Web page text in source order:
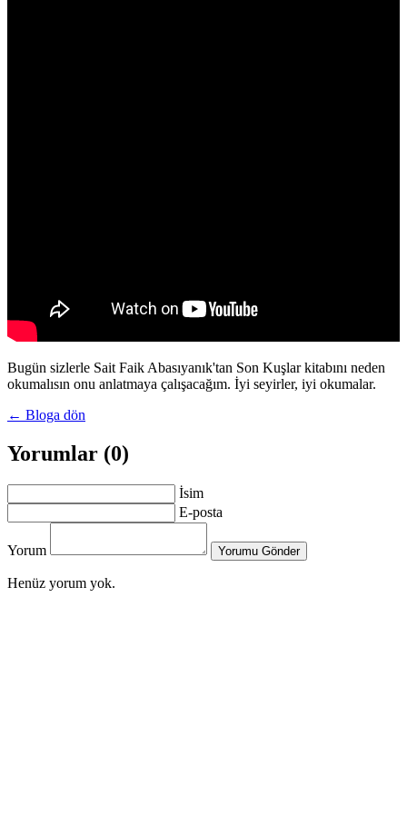
Bugün sizlerle Sait Faik Abasıyanık'tan Son Kuşlar kitabını neden
okumalısın onu anlatmaya çalışacağım. İyi seyirler, iyi okumalar.
← Bloga dön
Yorumlar (0)
İsim
E-posta
Yorum Yorumu Gönder
Henüz yorum yok.